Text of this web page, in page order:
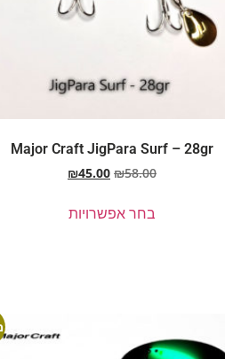
Major Craft JigPara Surf – 28gr
₪58.00
₪45.00
בחר אפשרויות